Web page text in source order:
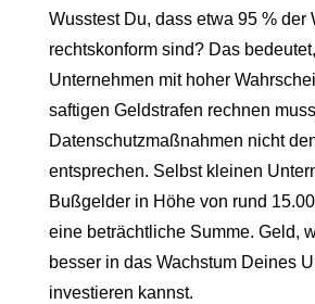
Wusstest Du, dass etwa 95 % der
rechtskonform sind? Das
Unternehmen mit hoher
saftigen Geldstrafen rechnen
Datenschutzmaßnahmen nicht
entsprechen. Selbst kleinen
Bußgelder in Höhe von rund
eine beträchtliche Summe. Geld,
besser in das Wachstum Deines
investieren kannst.